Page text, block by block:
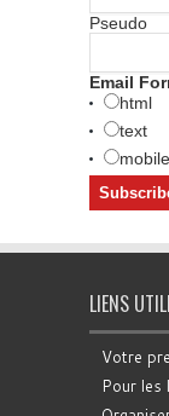
Pseudo
Email
html
text
mobile
LIENS
Votre
Pour les